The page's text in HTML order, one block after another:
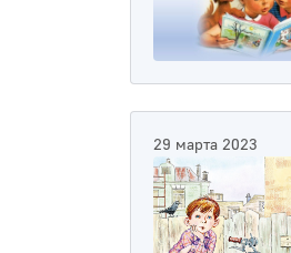
29 марта 2023